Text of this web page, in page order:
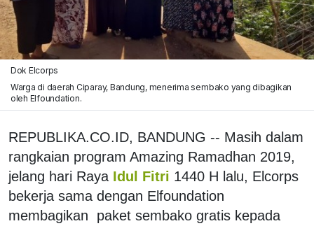
Dok Elcorps
Warga di daerah Ciparay, Bandung, menerima sembako yang dibagikan
oleh Elfoundation.
REPUBLIKA.CO.ID, BANDUNG -- Masih dalam
rangkaian program Amazing Ramadhan 2019,
jelang hari Raya Idul Fitri 1440 H lalu, Elcorps
bekerja sama dengan Elfoundation
membagikan paket sembako gratis kepada